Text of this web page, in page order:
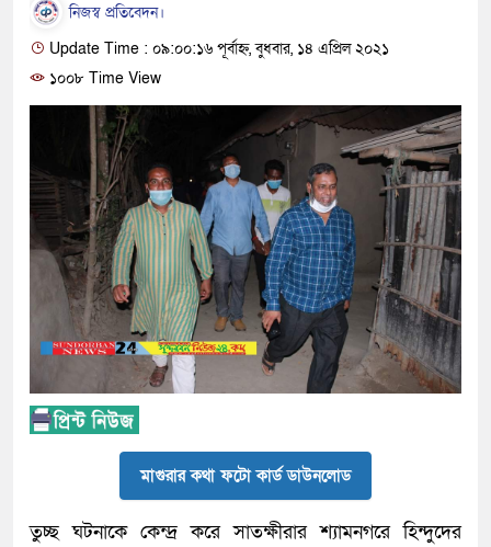
নিজস্ব প্রতিবেদন।
Update Time : ০৯:০০:১৬ পূর্বাহ্ন, বুধবার, ১৪ এপ্রিল ২০২১
১০০৮ Time View
মাগুরার কথা ফটো কার্ড ডাউনলোড
তুচ্ছ ঘটনাকে কেন্দ্র করে সাতক্ষীরার শ্যামনগরে হিন্দুদের